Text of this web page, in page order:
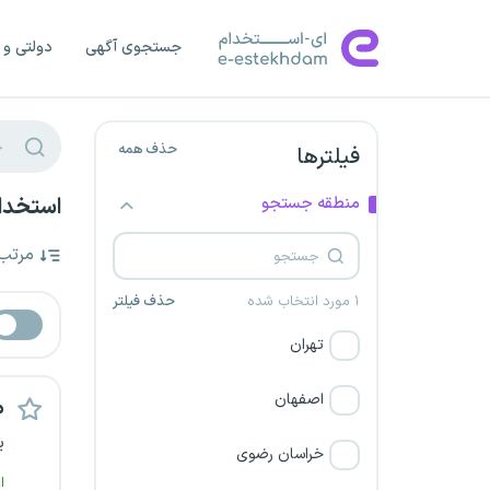
جستجوی آگهی دولتی
فیلترها حذف همه
منطقه جستجو
۱ مورد انتخاب شده حذف فیلتر
تهران
اصفهان
خراسان رضوی